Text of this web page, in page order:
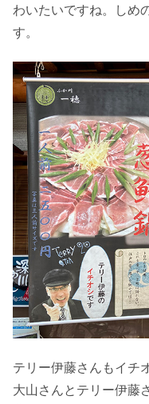
わいたいですね。しめ
す。
テリー伊藤さんもイチ
大山さんとテリー伊藤